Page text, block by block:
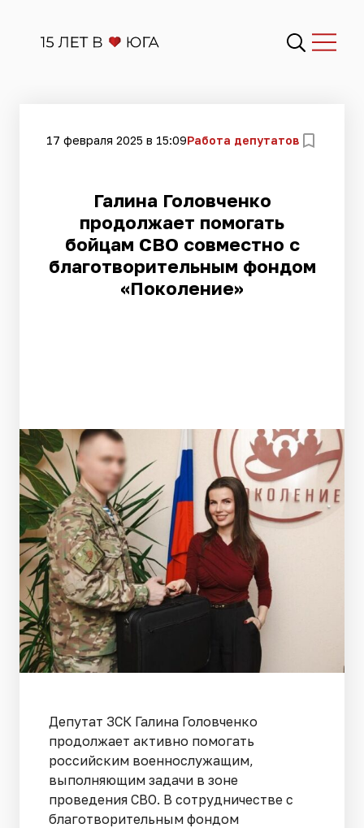
17 февраля 2025 в 15:09Работа депутатов
Галина Головченко
продолжает помогать
бойцам СВО совместно с
благотворительным фондом
«Поколение»
Депутат ЗСК Галина Головченко
продолжает активно помогать
российским военнослужащим,
выполняющим задачи в зоне
проведения СВО. В сотрудничестве с
благотворительным фондом